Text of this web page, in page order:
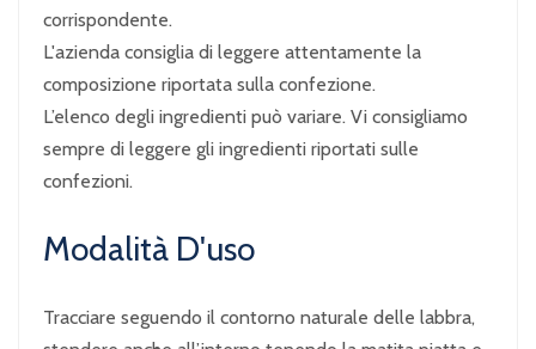
corrispondente.
L'azienda consiglia di leggere attentamente la
composizione riportata sulla confezione.
L’elenco degli ingredienti può variare. Vi consigliamo
sempre di leggere gli ingredienti riportati sulle
confezioni.
Modalità D'uso
Tracciare seguendo il contorno naturale delle labbra,